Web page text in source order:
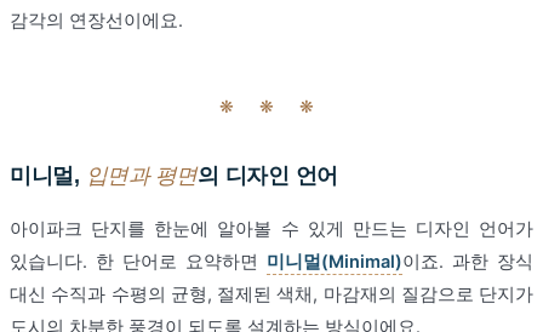
감각의 연장선이에요.
❋ ❋ ❋
미니멀, 입면과 평면의 디자인 언어
아이파크 단지를 한눈에 알아볼 수 있게 만드는 디자인 언어가
있습니다. 한 단어로 요약하면 미니멀(Minimal)이죠. 과한 장식
대신 수직과 수평의 균형, 절제된 색채, 마감재의 질감으로 단지가
도시의 차분한 풍경이 되도록 설계하는 방식이에요.